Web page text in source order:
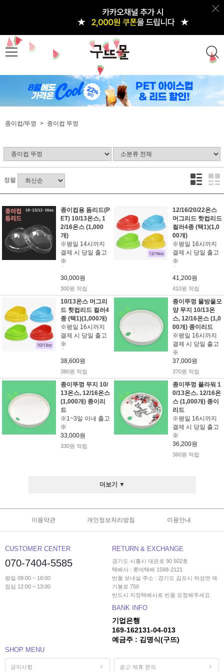
종이컵/뚜껑 종이컵 뚜껑
정렬
종이컵용 돔리드(P
ET) 10/13온스, 1
2/16온스 (1,000
개)
※평일 14시까지
결제 시 당일 출고
※
30,000원
300원 적립
12/16/20/22온스
머그리드 핫컵리드
컬러4종 (택1)(1,0
00개)
※평일 16시까지
결제 시 당일 출고
※
41,200원
410원 적립
10/13온스 머그리
드 핫컵리드 컬러4
종 (택1)(1,000개)
※평일 16시까지
결제 시 당일 출고
※
38,600원
380원 적립
종이뚜껑 물방울모
양 무지 10/13온
스, 12/16온스 (1,0
00개) 종이리드
※평일 16시까지
결제 시 당일 출고
※
37,000원
370원 적립
종이뚜껑 무지 10/
13온스, 12/16온스
(1,000개) 종이리
드
※1~3일 이내 출고
※
33,000원
330원 적립
종이뚜껑 플라워 1
0/13온스. 12/16온
스 (1,000개) 종이
리드
※평일 16시까지
결제 시 당일 출고
※
36,200원
360원 적립
더보기 ▼
이용약관 개인정보처리방침 이용안내
CUSTOMER CENTER
070-7404-5585
평일 09:00 ~ 18:00
점심 12:00 ~ 13:00
RETURN & EXCHANGE
경기도 시흥시 대은로 90 502호
택배사 : 롯데택배 1588-2121
반품 보내실 주소 : 경기도 김포시 하성면 애
기봉로 750
반드시 지정택배사로 반품 요청해주세요.
BANK INFO
기업은행
169-162131-04-013
예금주 : 김명식(구뜨)
SHOP MENU
공지사항 광고·제휴 문의